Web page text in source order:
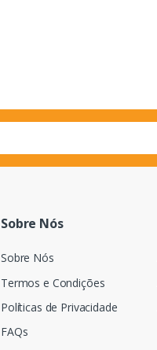
Sobre Nós
Sobre Nós
Termos e Condições
Políticas de Privacidade
FAQs